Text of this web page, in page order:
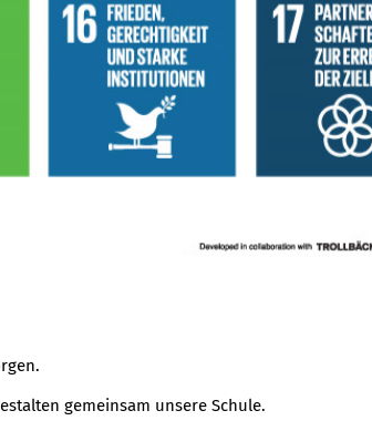
gemeinsam unsere Schule.